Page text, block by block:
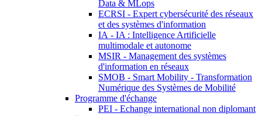
Data & MLops
ECRSI - Expert cybersécurité des réseaux
et des systèmes d'information
IA - IA : Intelligence Artificielle
multimodale et autonome
MSIR - Management des systèmes
d'information en réseaux
SMOB - Smart Mobility - Transformation
Numérique des Systèmes de Mobilité
Programme d'échange
PEI - Echange international non diplomant